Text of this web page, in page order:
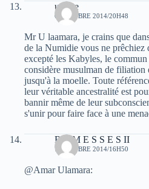
urfane
6 OCTOBRE 2014/20H48
Mr U laamara, je crains que
de la Numidie vous ne prêchiez
excepté les Kabyles, le
considère musulman de filiation
jusqu'à la moelle. Toute
leur véritable ancestralité est
bannir même de leur
s'unir pour faire face à une
R A M E S S E S II
7 OCTOBRE 2014/16H50
@Amar Ulamara: